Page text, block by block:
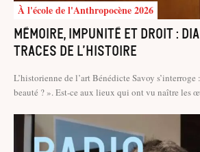
À l'école de l'Anthropocène 2026
Mémoire, impunité et droit :
traces de l’histoire
L’historienne de l’art Bénédicte Savoy
beauté ? ». Est-ce aux lieux qui ont vu naître les